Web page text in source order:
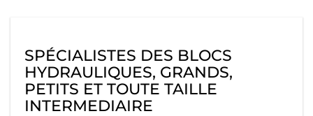
SPÉCIALISTES DES BLOCS
HYDRAULIQUES, GRANDS,
PETITS ET TOUTE TAILLE
INTERMEDIAIRE